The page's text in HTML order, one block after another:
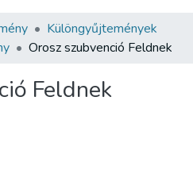
Különgyűjtemények
Orosz szubvenció Feldnek
Feldnek